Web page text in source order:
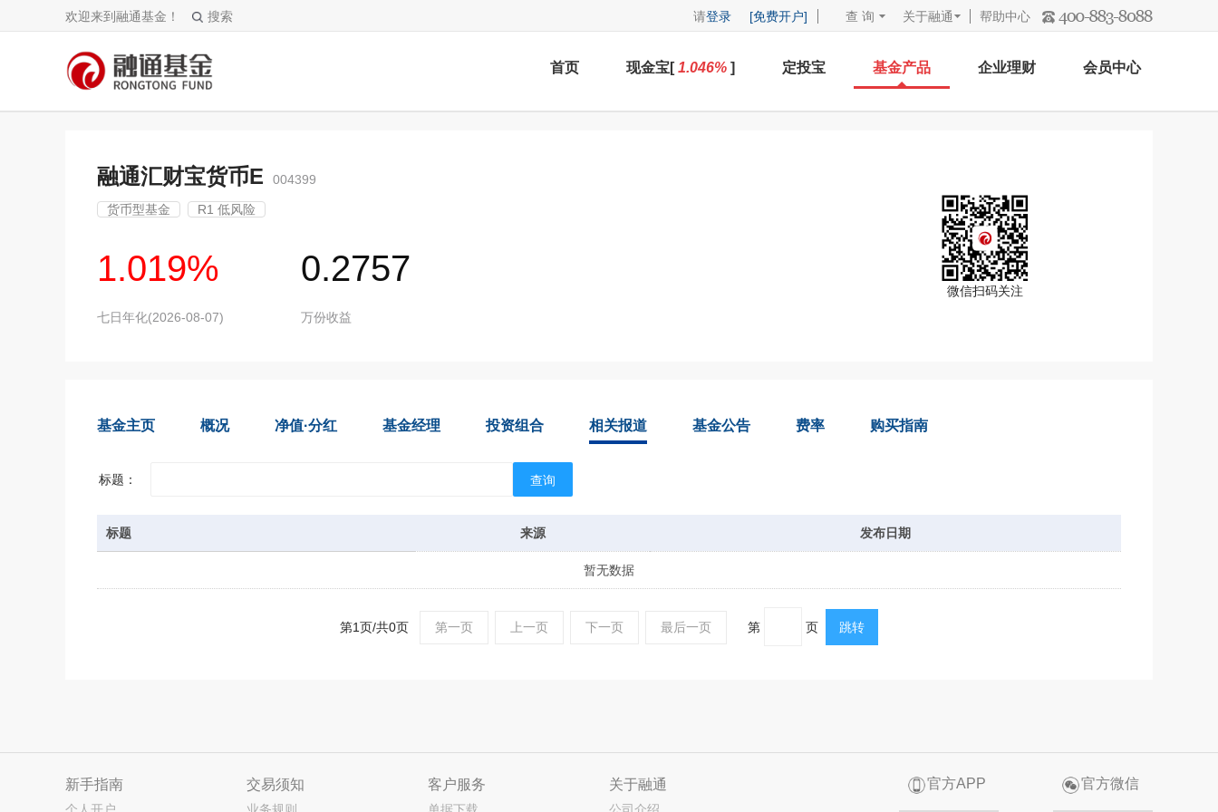
欢迎来到融通基金！ 搜索 请登录 [免费开户] 查 询 关于融通 帮助中心
首页 现金宝[1.046% ] 定投宝 基金产品 企业理财 会员中心
融通汇财宝货币E 004399
货币型基金 R1 低风险
1.019%
七日年化(2026-08-07)
0.2757
万份收益
微信扫码关注
基金主页 概况 净值·分红 基金经理 投资组合 相关报道 基金公告 费率 购买指南
标题： 查询
标题 来源 发布日期
暂无数据
第1页/共0页 第一页 上一页 下一页 最后一页 第 页 跳转
新手指南 交易须知 客户服务 关于融通 官方APP 官方微信